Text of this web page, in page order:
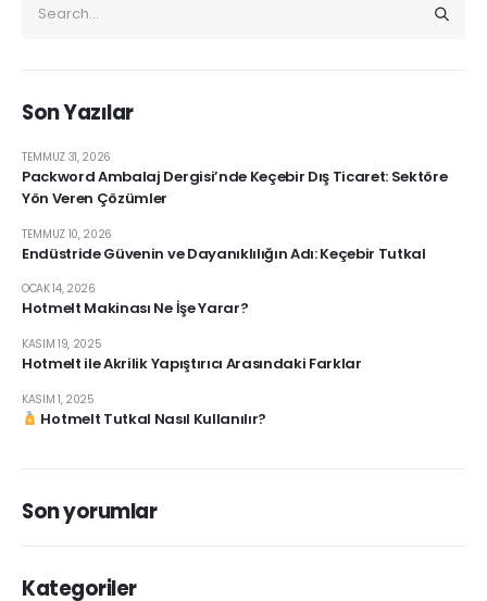
Son Yazılar
Packword Ambalaj Dergisi’nde Keçebir Dış Ticaret: Sektöre
Yön Veren Çözümler
TEMMUZ 31, 2026
Endüstride Güvenin ve Dayanıklılığın Adı: Keçebir Tutkal
TEMMUZ 10, 2026
Hotmelt Makinası Ne İşe Yarar?
OCAK 14, 2026
Hotmelt ile Akrilik Yapıştırıcı Arasındaki Farklar
KASIM 19, 2025
Hotmelt Tutkal Nasıl Kullanılır?
KASIM 1, 2025
Son yorumlar
Kategoriler